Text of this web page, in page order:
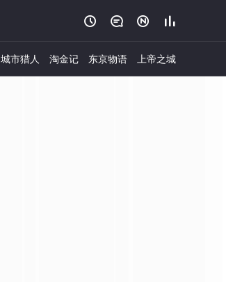
   
城市猎人 淘金记 东京物语 上帝之城